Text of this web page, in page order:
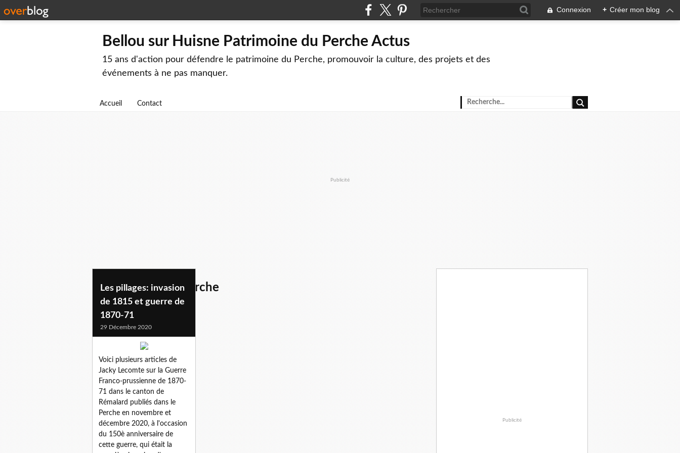
Connexion + Créer mon blog
Bellou sur Huisne Patrimoine du Perche Actus
15 ans d'action pour défendre le patrimoine du Perche, promouvoir la culture, des projets et des
événements à ne pas manquer.
Accueil Contact
Publicité
guerre 1870-71 perche
Les pillages: invasion
de 1815 et guerre de
1870-71
29 Décembre 2020
Voici plusieurs articles de
Jacky Lecomte sur la Guerre
Franco-prussienne de 1870-
71 dans le canton de
Rémalard publiés dans le
Perche en novembre et
décembre 2020, à l'occasion
du 150è anniversaire de
cette guerre, qui était la
Publicité